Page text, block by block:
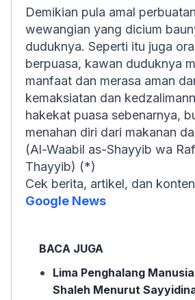
Demikian pula amal
wewangian yang dicium
duduknya. Seperti itu juga
berpuasa, kawan duduknya
manfaat dan merasa aman
kemaksiatan dan
hakekat puasa sebenarnya,
menahan diri dari makanan
(Al-Waabil as-Shayyib wa
Thayyib) (*)
Cek berita, artikel, dan
Google News
BACA JUGA
Lima Penghalang
Shaleh Menurut